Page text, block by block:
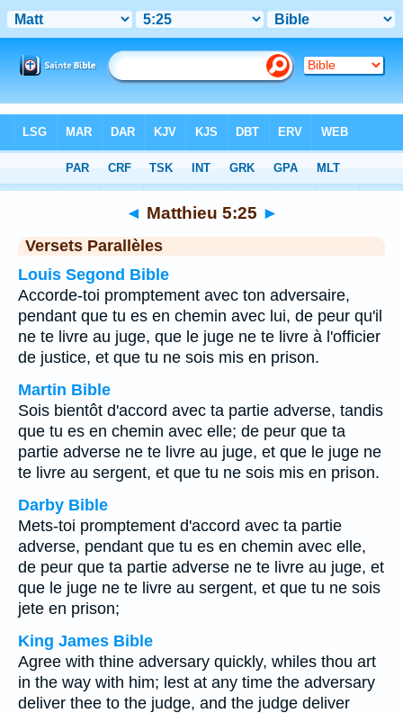
Chapitre 5 > Verset 25
◄ Matthieu 5:25 ►
Versets Parallèles
Louis Segond Bible
Accorde-toi promptement avec ton adversaire,
pendant que tu es en chemin avec lui, de peur qu'il
ne te livre au juge, que le juge ne te livre à l'officier
de justice, et que tu ne sois mis en prison.
Martin Bible
Sois bientôt d'accord avec ta partie adverse, tandis
que tu es en chemin avec elle; de peur que ta
partie adverse ne te livre au juge, et que le juge ne
te livre au sergent, et que tu ne sois mis en prison.
Darby Bible
Mets-toi promptement d'accord avec ta partie
adverse, pendant que tu es en chemin avec elle,
de peur que ta partie adverse ne te livre au juge, et
que le juge ne te livre au sergent, et que tu ne sois
jete en prison;
King James Bible
Agree with thine adversary quickly, whiles thou art
in the way with him; lest at any time the adversary
deliver thee to the judge, and the judge deliver